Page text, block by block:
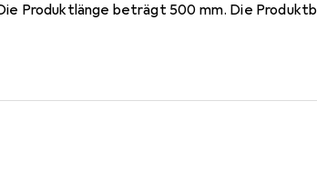
Produktlänge beträgt 500 mm. Die